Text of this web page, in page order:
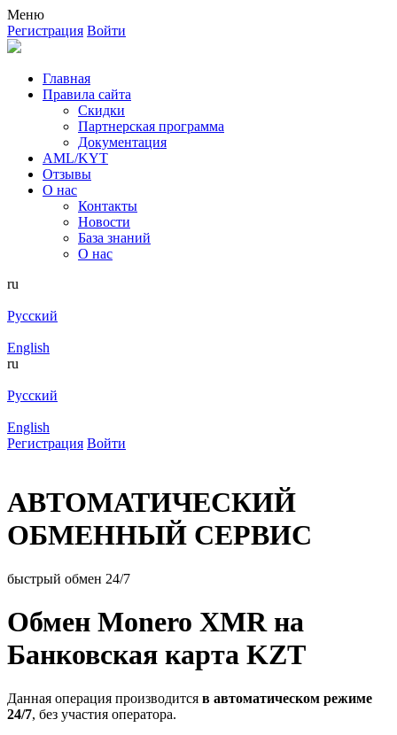
Меню
Регистрация Войти
Главная
Правила сайта
Скидки
Партнерская программа
Документация
AML/KYT
Отзывы
О нас
Контакты
Новости
База знаний
О нас
ru
Русский
English
ru
Русский
English
Регистрация Войти
АВТОМАТИЧЕСКИЙ
ОБМЕННЫЙ СЕРВИС
быстрый обмен 24/7
Обмен Monero XMR на
Банковская карта KZT
Данная операция производится в автоматическом режиме
24/7, без участия оператора.